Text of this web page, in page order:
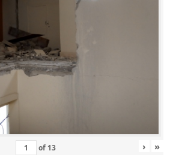
of 13 › »